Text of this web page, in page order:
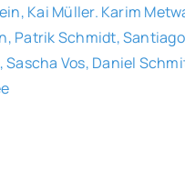
Kai Müller. Karim
Patrik Schmidt,
Sascha Vos, Daniel